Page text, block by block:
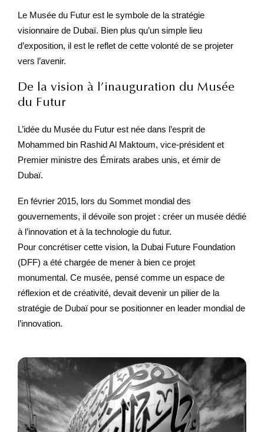
Le Musée du Futur est le symbole de la stratégie
visionnaire de Dubaï. Bien plus qu’un simple lieu
d’exposition, il est le reflet de cette volonté de se projeter
vers l’avenir.
De la vision à l’inauguration du Musée
du Futur
L’idée du Musée du Futur est née dans l’esprit de
Mohammed bin Rashid Al Maktoum, vice-président et
Premier ministre des Émirats arabes unis, et émir de
Dubaï.
En février 2015, lors du Sommet mondial des
gouvernements, il dévoile son projet : créer un musée dédié
à l’innovation et à la technologie du futur.
Pour concrétiser cette vision, la Dubai Future Foundation
(DFF) a été chargée de mener à bien ce projet
monumental. Ce musée, pensé comme un espace de
réflexion et de créativité, devait devenir un pilier de la
stratégie de Dubaï pour se positionner en leader mondial de
l’innovation.